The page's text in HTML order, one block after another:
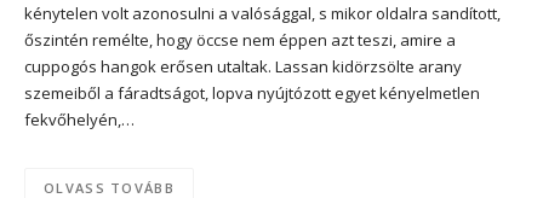
kénytelen volt azonosulni a valósággal, s mikor oldalra sandított,
őszintén remélte, hogy öccse nem éppen azt teszi, amire a
cuppogós hangok erősen utaltak. Lassan kidörzsölte arany
szemeiből a fáradtságot, lopva nyújtózott egyet kényelmetlen
fekvőhelyén,…
OLVASS TOVÁBB